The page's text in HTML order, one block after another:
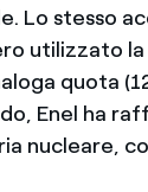
Lo stesso
utilizzato
quota
Enel ha
nucleare,